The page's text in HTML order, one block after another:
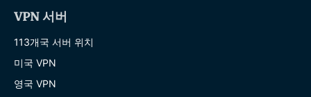
VPN 서버
113개국 서버 위치
미국 VPN
영국 VPN